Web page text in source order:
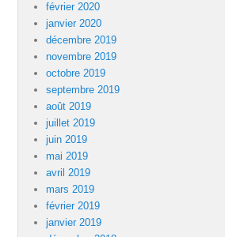
février 2020
janvier 2020
décembre 2019
novembre 2019
octobre 2019
septembre 2019
août 2019
juillet 2019
juin 2019
mai 2019
avril 2019
mars 2019
février 2019
janvier 2019